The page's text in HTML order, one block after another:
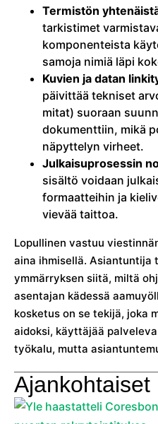
Termistön
tarkistimet
komponenteista
samoja nimiä läpi
Kuvien ja datan
päivittää tekniset
mitat) suoraan
dokumenttiin, mikä
näpyttelyn virheet.
Julkaisuprosessin
sisältö voidaan
formaatteihin ja
vievää taittoa.
Lopullinen vastuu
aina ihmisellä. Asiantuntija
ymmärryksen siitä, miltä
asentajan kädessä
kosketus on se tekijä, joka
aidoksi, käyttäjää
työkalu, mutta
Ajankohtaiset